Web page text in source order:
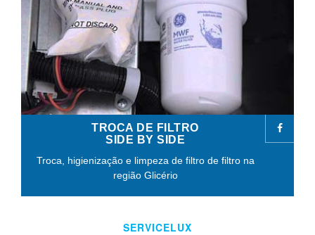
TROCA DE FILTRO
SIDE BY SIDE
Troca, higienização e limpeza de filtro de filtro na
região Glicério
SERVICELUX